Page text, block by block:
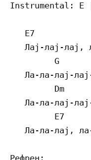
Instrumental: E
E7
Лај-лај-лај,
G
Ла-ла-лај-
Dm
Ла-ла-лај-
E7
Ла-ла-лај,